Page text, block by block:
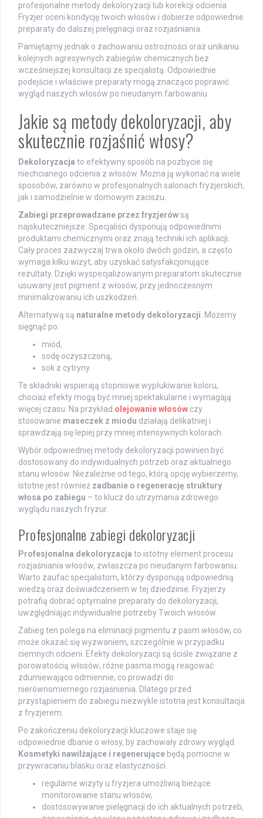
profesjonalne metody dekoloryzacji lub korekcji odcienia.
Fryzjer oceni kondycję twoich włosów i dobierze odpowiednie
preparaty do dalszej pielęgnacji oraz rozjaśniania.
Pamiętajmy jednak o zachowaniu ostrożności oraz unikaniu
kolejnych agresywnych zabiegów chemicznych bez
wcześniejszej konsultacji ze specjalistą. Odpowiednie
podejście i właściwe preparaty mogą znacząco poprawić
wygląd naszych włosów po nieudanym farbowaniu.
Jakie są metody dekoloryzacji, aby
skutecznie rozjaśnić włosy?
Dekoloryzacja to efektywny sposób na pozbycie się
niechcianego odcienia z włosów. Można ją wykonać na wiele
sposobów, zarówno w profesjonalnych salonach fryzjerskich,
jak i samodzielnie w domowym zaciszu.
Zabiegi przeprowadzane przez fryzjerówsą
najskuteczniejsze. Specjaliści dysponują odpowiednimi
produktami chemicznymi oraz znają techniki ich aplikacji.
Cały proces zazwyczaj trwa około dwóch godzin, a często
wymaga kilku wizyt, aby uzyskać satysfakcjonujące
rezultaty. Dzięki wyspecjalizowanym preparatom skutecznie
usuwany jest pigment z włosów, przy jednoczesnym
minimalizowaniu ich uszkodzeń.
Alternatywą są naturalne metody dekoloryzacji . Możemy
sięgnąć po:
miód,
sodę oczyszczoną,
sok z cytryny.
Te składniki wspierają stopniowe wypłukiwanie koloru,
chociaż efekty mogą być mniej spektakularne i wymagają
więcej czasu. Na przykład olejowanie włosów czy
stosowanie maseczek z miodu działają delikatniej i
sprawdzają się lepiej przy mniej intensywnych kolorach.
Wybór odpowiedniej metody dekoloryzacji powinien być
dostosowany do indywidualnych potrzeb oraz aktualnego
stanu włosów. Niezależnie od tego, którą opcję wybierzemy,
istotne jest również zadbanie o regenerację struktury
włosa po zabiegu – to klucz do utrzymania zdrowego
wyglądu naszych fryzur.
Profesjonalne zabiegi dekoloryzacji
Profesjonalna dekoloryzacja to istotny element procesu
rozjaśniania włosów, zwłaszcza po nieudanym farbowaniu.
Warto zaufać specjalistom, którzy dysponują odpowiednią
wiedzą oraz doświadczeniem w tej dziedzinie. Fryzjerzy
potrafią dobrać optymalne preparaty do dekoloryzacji,
uwzględniając indywidualne potrzeby Twoich włosów.
Zabieg ten polega na eliminacji pigmentu z pasm włosów, co
może okazać się wyzwaniem, szczególnie w przypadku
ciemnych odcieni. Efekty dekoloryzacji są ściśle związane z
porowatością włosów; różne pasma mogą reagować
zdumiewająco odmiennie, co prowadzi do
nierównomiernego rozjaśnienia. Dlatego przed
przystąpieniem do zabiegu niezwykle istotna jest konsultacja
z fryzjerem.
Po zakończeniu dekoloryzacji kluczowe staje się
odpowiednie dbanie o włosy, by zachowały zdrowy wygląd.
Kosmetyki nawilżające i regenerujące będą pomocne w
przywracaniu blasku oraz elastyczności.
regularne wizyty u fryzjera umożliwią bieżące
monitorowanie stanu włosów,
dostosowywanie pielęgnacji do ich aktualnych potrzeb,